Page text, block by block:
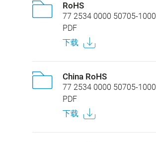
RoHS
77 2534 0000 50705-1000
PDF
下载
China RoHS
77 2534 0000 50705-1000
PDF
下载